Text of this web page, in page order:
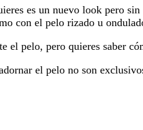
es un nuevo look pero
con el pelo rizado u
el pelo, pero quieres saber
el pelo no son